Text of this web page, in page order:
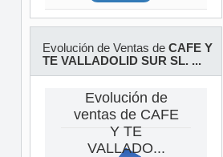
Evolución de Ventas de CAFE Y
TE VALLADOLID SUR SL. ...
Evolución de
ventas de CAFE
Y TE
VALLADO...